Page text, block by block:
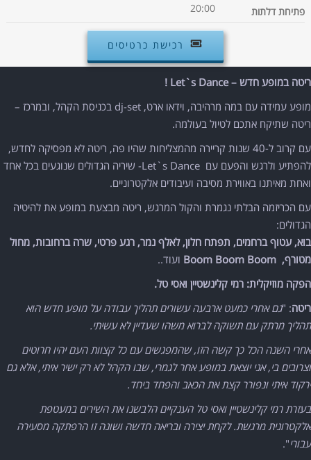
פתיחת דלתות 20:00
רכישת כרטיסים
ריטה במופע חדש –Let`s Dance
!
מופע עמידה עם במה מרהיבה, וידאו ארט, dj-set בכניסת הקהל, ובמרכז –
ריטה שתיקח אתכם לטיול בעולמה.
עם קרוב ל-40 שנות קריירה מהמצליחות שהיו פה, ריטה לא מפסיקה לחדש,
להפתיע ולרגש והפעם עם Let`s Dance- שיריה הגדולים שנוגעים בכל אחד
ואחת מאיתנו באווירת מסיבה ועיבודים אלקטרוניים.
עם הכריזמה הבלתי נגמרת והקול המרגש, ריטה מבצעת במופע את להיטיה
הגדולים:
בוא, עטוף ברחמים, תפתח חלון, לאלף נמר, רגע פרטי, שרה ברחובות, מחול
מטורף, Boom Boom Boom ועוד..
הפקה מוזיקלית: רמי קלינשטיין ואסי טל.
ריטה: "גם אחרי כמעט ארבעה עשורים תהליך עבודה על מופע חדש הוא
תהליך מרתק עם תשוקה לברוא משהו שעדיין לא עשיתי.
אחרי השנה הכל כך קשה הזו, שהמפגשים עם כל קצוות העם יהיו חרוטים
וצרובים בי, אני יוצאת במופע אחר לגמרי, שבו הקהל לא רק ישיר איתי, אלא גם
ירקוד איתי ונפורר קצת את הכאב והפחד ביחד.
בעזרת רמי קלינשטיין ואסי טל הענקיים הלבשנו את השירים במעטפת
אלקטרונית מרגשת. לקחת יצירה ובריאה חדשה ושונה זו הרפתקה מסעירה
עבורי".